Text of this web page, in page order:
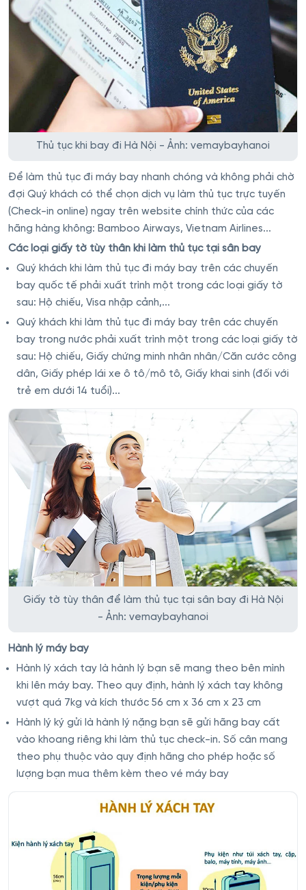
Thủ tục khi bay đi Hà Nội - Ảnh: vemaybayhanoi
Để làm thủ tục đi máy bay nhanh chóng và không phải chờ
đợi Quý khách có thể chọn dịch vụ làm thủ tục trực tuyến
(Check-in online) ngay trên website chính thức của các
hãng hàng không: Bamboo Airways, Vietnam Airlines...
Các loại giấy tờ tùy thân khi làm thủ tục tại sân bay
Quý khách khi làm thủ tục đi máy bay trên các chuyến
bay quốc tế phải xuất trình một trong các loại giấy tờ
sau: Hộ chiếu, Visa nhập cảnh,...
Quý khách khi làm thủ tục đi máy bay trên các chuyến
bay trong nước phải xuất trình một trong các loại giấy tờ
sau: Hộ chiếu, Giấy chứng minh nhân nhân/Căn cước công
dân, Giấy phép lái xe ô tô/mô tô, Giấy khai sinh (đối với
trẻ em dưới 14 tuổi)...
Giấy tờ tùy thân để làm thủ tục tại sân bay đi Hà Nội
- Ảnh: vemaybayhanoi
Hành lý máy bay
Hành lý xách tay là hành lý bạn sẽ mang theo bên mình
khi lên máy bay. Theo quy định, hành lý xách tay không
vượt quá 7kg và kích thước 56 cm x 36 cm x 23 cm
Hành lý ký gửi là hành lý nặng bạn sẽ gửi hãng bay cất
vào khoang riêng khi làm thủ tục check-in. Số cân mang
theo phụ thuộc vào quy định hãng cho phép hoặc số
lượng bạn mua thêm kèm theo vé máy bay